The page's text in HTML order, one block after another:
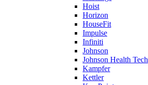
Hoist
Horizon
HouseFit
Impulse
Infiniti
Johnson
Johnson Health Tech
Kampfer
Kettler